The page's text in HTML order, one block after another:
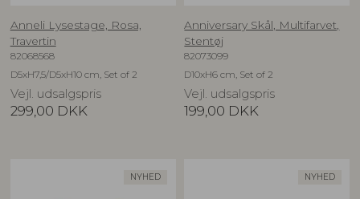
Anneli Lysestage, Rosa,
Travertin
82068568
D5xH7,5/D5xH10 cm, Set of 2
Vejl. udsalgspris
299,00 DKK
Anniversary Skål, Multifarvet,
Stentøj
82073099
D10xH6 cm, Set of 2
Vejl. udsalgspris
199,00 DKK
NYHED NYHED